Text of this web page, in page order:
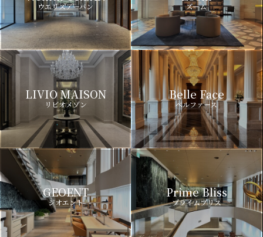
ウエリスアーバン ズーム
LIVIO MAISON
リビオメゾン
Belle Face
ベルファース
GEOENT
ジオエント
Prime Bliss
プライムブリス